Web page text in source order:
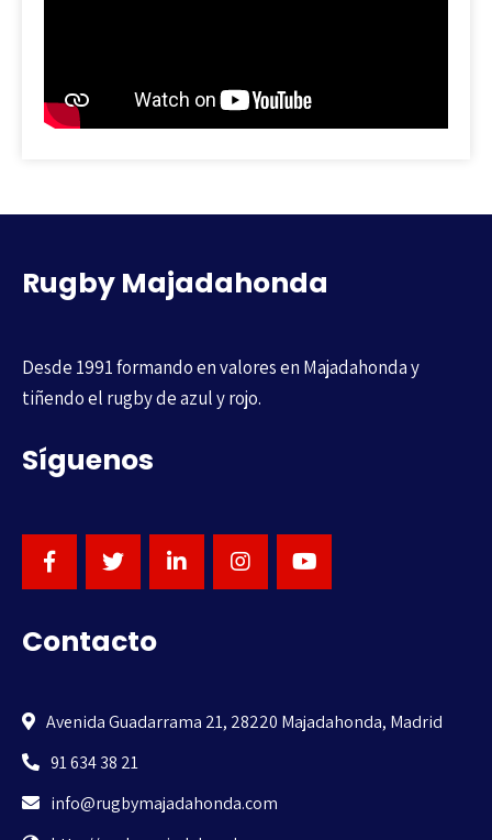
Rugby Majadahonda
Desde 1991 formando en valores en Majadahonda y
tiñendo el rugby de azul y rojo.
Síguenos
Contacto
Avenida Guadarrama 21, 28220 Majadahonda, Madrid
91 634 38 21
info@rugbymajadahonda.com